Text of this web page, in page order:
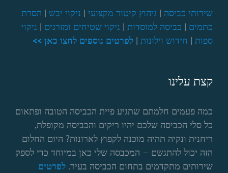
שירותי כביסה | גיהוץ קיטור מקצועי | ניקוי יבש | הסרת
כתמים | כביסה למוסדות | ניקוי שטיחים ומזרנים | ניקוי
ספות | חידוש וילונות | לפרטים נוספים לחצו כאן >>
קצת עלינו
כמה פעמים חלמתם שתגיע פיית הכביסה הטובה ופתאום
כל סלי הכביסה שלכם יהיו ריקים והכביסה מקופלת,
ריחנית ונקיה תהיה מוכנה לקפוץ לארונות? היום החלום
הזה יכול להתגשם – המכבסה שלי כאן במיוחד כדי לספק
שירותים מתקדמים בתחום הכביסה בעיר. לפרטים